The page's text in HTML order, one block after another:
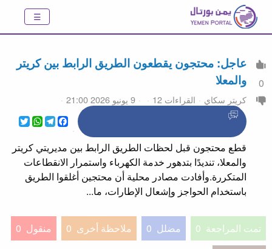
0
عاجل: محتجون يقطعون الطريق الرابط بين كريتر
والمعلا
كريتر سكاي القراءات 12
9 يونيو 2026 21:00
Twitter
WhatsApp
Telegram
Facebook
قطع محتجون قبل لحظات الطريق الرابط بين مديريتي كريتر
والمعلا، تنديدًا بتدهور خدمة الكهرباء واستمرار الانقطاعات
المتكررة.وأفادت مصادر محلية أن محتجين أغلقوا الطريق
باستخدام الحواجز وإشعال الإطارات، ما...
تمت المراجعة 0 مضلل 0 ملاحظة أخرى 0 منقول 0